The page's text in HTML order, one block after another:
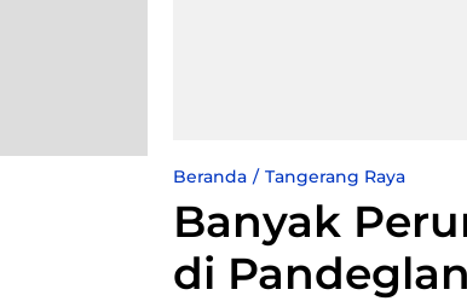
Beranda Tangerang Raya
Banyak
di